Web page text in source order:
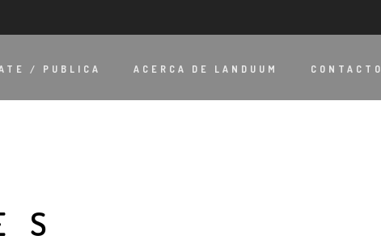
/ PUBLICA ACERCA DE LANDUUM CONTACTO